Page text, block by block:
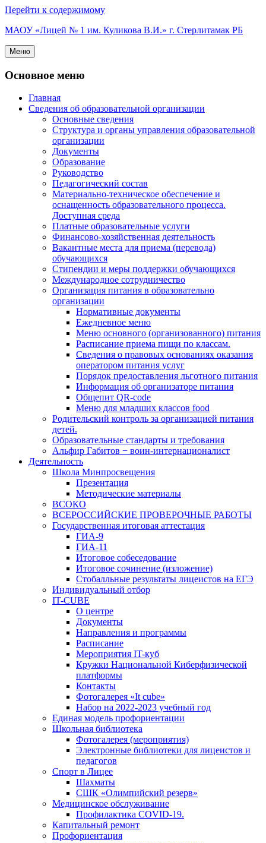
Перейти к содержимому
МАОУ «Лицей № 1 им. Куликова В.И.» г. Стерлитамак РБ
Меню
Основное меню
Главная
Сведения об образовательной организации
Основные сведения
Структура и органы управления образовательной
организации
Документы
Образование
Руководство
Педагогический состав
Материально-техническое обеспечение и
оснащенность образовательного процесса.
Доступная среда
Платные образовательные услуги
Финансово-хозяйственная деятельность
Вакантные места для приема (перевода)
обучающихся
Стипендии и меры поддержки обучающихся
Международное сотрудничество
Организация питания в образовательно
организации
Нормативные документы
Ежедневное меню
Меню основного (организованного) питания
Расписание приема пищи по классам.
Сведения о правовых основаниях оказания
оператором питания услуг
Порядок предоставления льготного питания
Информация об организаторе питания
Общепит QR-code
Меню для младших классов food
Родительский контроль за организацией питания
детей.
Образовательные стандарты и требования
Альфир Габитов − воин-интернационалист
Деятельность
Школа Минпросвещения
Презентация
Методические материалы
ВСОКО
ВСЕРОССИЙСКИЕ ПРОВЕРОЧНЫЕ РАБОТЫ
Государственная итоговая аттестация
ГИА-9
ГИА-11
Итоговое собеседование
Итоговое сочинение (изложение)
Стобалльные результаты лицеистов на ЕГЭ
Индивидуальный отбор
IT-CUBE
О центре
Документы
Направления и программы
Расписание
Мероприятия IT-куб
Кружки Национальной Киберфизической
платформы
Контакты
Фотогалерея «It cube»
Набор на 2022-2023 учебный год
Единая модель профориентации
Школьная библиотека
Фотогалерея (мероприятия)
Электронные библиотеки для лицеистов и
педагогов
Спорт в Лицее
Шахматы
СШК «Олимпийский резерв»
Медицинское обслуживание
Профилактика COVID-19.
Капитальный ремонт
Профориентация